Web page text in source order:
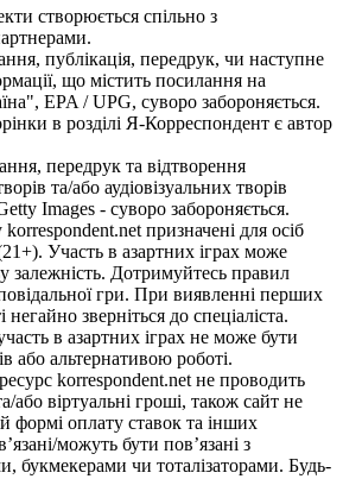
створюється спільно з
публікація, передрук, чи наступне
що містить посилання на
EPA / UPG, суворо забороняється.
в розділі Я-Корреспондент є автор
передрук та відтворення
та/або аудіовізуальних творів
Images - суворо забороняється.
призначені для осіб
Участь в азартних іграх може
залежність. Дотримуйтесь правил
гри. При виявленні перших
негайно зверніться до спеціаліста.
в азартних іграх не може бути
або альтернативою роботі.
korrespondent.net не проводить
або віртуальні гроші, також сайт не
формі оплату ставок та інших
можуть бути пов’язані з
букмекерами чи тоталізаторами. Будь-